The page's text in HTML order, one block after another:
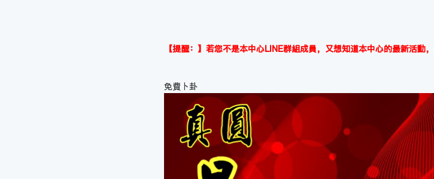
【提醒：】若您不是本中心LINE群組成員，又想知道本中心的最新活動，
免費卜卦